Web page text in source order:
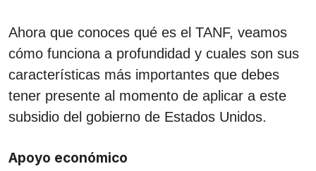
Ahora que conoces qué es el TANF, veamos
cómo funciona a profundidad y cuales son sus
características más importantes que debes
tener presente al momento de aplicar a este
subsidio del gobierno de Estados Unidos.
Apoyo económico